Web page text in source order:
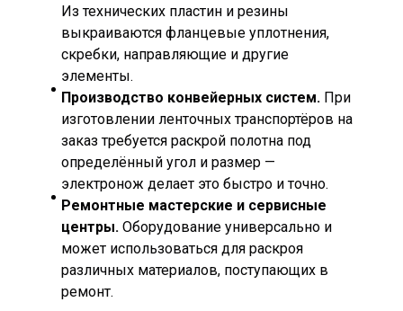
Из технических пластин и резины
выкраиваются фланцевые уплотнения,
скребки, направляющие и другие
элементы.
Производство конвейерных систем. При
изготовлении ленточных транспортёров на
заказ требуется раскрой полотна под
определённый угол и размер —
электронож делает это быстро и точно.
Ремонтные мастерские и сервисные
центры. Оборудование универсально и
может использоваться для раскроя
различных материалов, поступающих в
ремонт.